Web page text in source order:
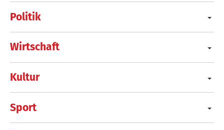
Politik
Wirtschaft
Kultur
Sport